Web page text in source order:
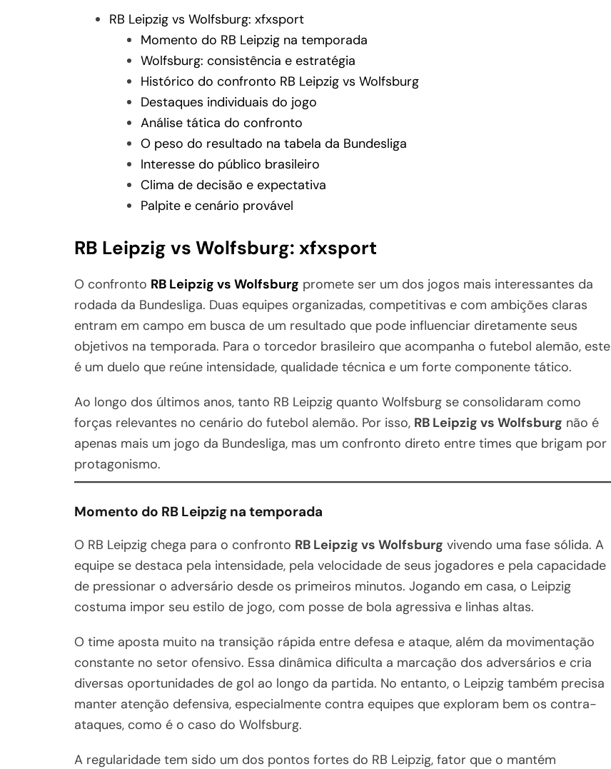
RB Leipzig vs Wolfsburg: xfxsport
Momento do RB Leipzig na temporada
Wolfsburg: consistência e estratégia
Histórico do confronto RB Leipzig vs Wolfsburg
Destaques individuais do jogo
Análise tática do confronto
O peso do resultado na tabela da Bundesliga
Interesse do público brasileiro
Clima de decisão e expectativa
Palpite e cenário provável
RB Leipzig vs Wolfsburg: xfxsport
O confronto RB Leipzig vs Wolfsburg promete ser um dos jogos mais interessantes da
rodada da Bundesliga. Duas equipes organizadas, competitivas e com ambições claras
entram em campo em busca de um resultado que pode influenciar diretamente seus
objetivos na temporada. Para o torcedor brasileiro que acompanha o futebol alemão, este
é um duelo que reúne intensidade, qualidade técnica e um forte componente tático.
Ao longo dos últimos anos, tanto RB Leipzig quanto Wolfsburg se consolidaram como
forças relevantes no cenário do futebol alemão. Por isso, RB Leipzig vs Wolfsburg não é
apenas mais um jogo da Bundesliga, mas um confronto direto entre times que brigam por
protagonismo.
Momento do RB Leipzig na temporada
O RB Leipzig chega para o confronto RB Leipzig vs Wolfsburg vivendo uma fase sólida. A
equipe se destaca pela intensidade, pela velocidade de seus jogadores e pela capacidade
de pressionar o adversário desde os primeiros minutos. Jogando em casa, o Leipzig
costuma impor seu estilo de jogo, com posse de bola agressiva e linhas altas.
O time aposta muito na transição rápida entre defesa e ataque, além da movimentação
constante no setor ofensivo. Essa dinâmica dificulta a marcação dos adversários e cria
diversas oportunidades de gol ao longo da partida. No entanto, o Leipzig também precisa
manter atenção defensiva, especialmente contra equipes que exploram bem os contra-
ataques, como é o caso do Wolfsburg.
A regularidade tem sido um dos pontos fortes do RB Leipzig, fator que o mantém